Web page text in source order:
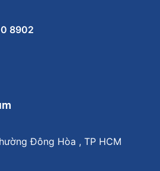
8902
Đông Hòa , TP HCM